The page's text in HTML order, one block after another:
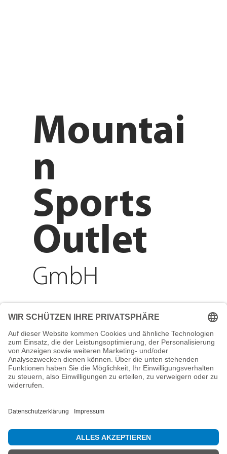
Adresse
Reichenberger Str. 1
84130 Dingolfing
Telefon
info@mountain-sports-
Mountai
n
Sports
Outlet
GmbH